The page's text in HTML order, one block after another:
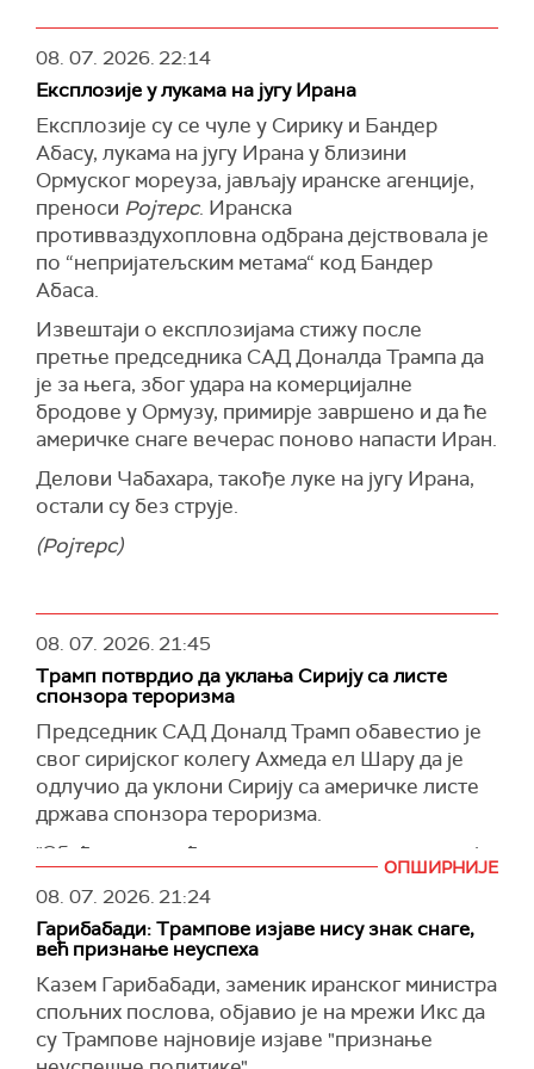
08. 07. 2026.22:14
Експлозије у лукама на југу Ирана
Експлозије су се чуле у Сирику и Бандер
Абасу, лукама на југу Ирана у близини
Ормуског мореуза, јављају иранске агенције,
преноси Ројтерс. Иранска
противваздухопловна одбрана дејствовала је
по “непријатељским метама“ код Бандер
Абаса.
Извештаји о експлозијама стижу после
претње председника САД Доналда Трампа да
је за њега, због удара на комерцијалне
бродове у Ормузу, примирје завршено и да ће
америчке снаге вечерас поново напасти Иран.
Делови Чабахара, такође луке на југу Ирана,
остали су без струје.
(Ројтерс)
08. 07. 2026.21:45
Трамп потврдио да уклања Сирију са листе
спонзора тероризма
Председник САД Доналд Трамп обавестио је
свог сиријског колегу Ахмеда ел Шару да је
одлучио да уклони Сирију са америчке листе
држава спонзора тероризма.
"Обећао сам да ћу уклонити све препреке које
вас спречавају да обновите своју земљу и
врло брзо ћете то коначно моћи да учините",
написао је Трамп у писму упућеном Ел Шари, у
које је Ројтерс имао увид.
Трамп је поручио Ел Шари да су америчке
компаније спремне да инвестирају у Сирију и
помогну јој да постане већа и просперитетнија
ОПШИРНИЈЕ
08. 07. 2026.21:24
Гарибабади: Трампове изјаве нису знак снаге,
већ признање неуспеха
Казем Гарибабади, заменик иранског министра
спољних послова, објавио је на мрежи Икс да
су Трампове најновије изјаве "признање